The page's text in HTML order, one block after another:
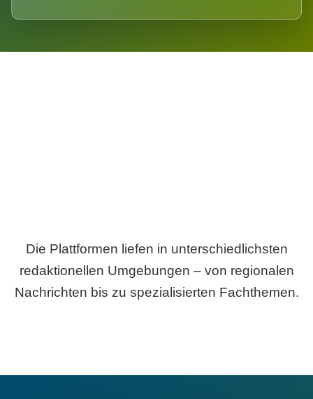
Die Plattformen liefen in unterschiedlichsten
redaktionellen Umgebungen – von regionalen
Nachrichten bis zu spezialisierten Fachthemen.